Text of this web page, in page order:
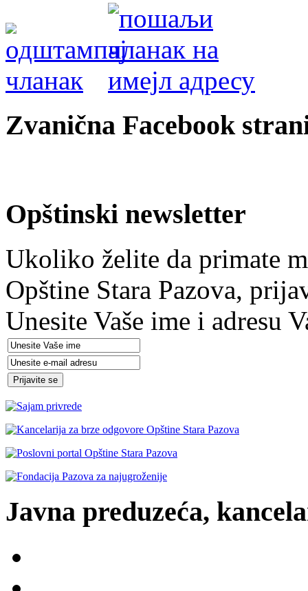
Zvanična Facebook
Opštinski newsletter
Ukoliko želite da primate
Opštine Stara Pazova,
Unesite Vaše ime i adresu
Javna preduzeća,